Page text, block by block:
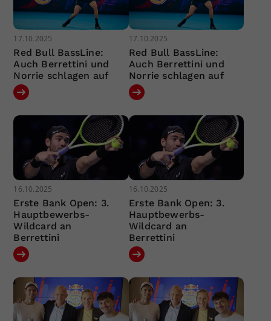
17.10.2025
Red Bull BassLine:
Auch Berrettini und
Norrie schlagen auf
17.10.2025
Red Bull BassLine:
Auch Berrettini und
Norrie schlagen auf
16.10.2025
Erste Bank Open: 3.
Hauptbewerbs-
Wildcard an
Berrettini
16.10.2025
Erste Bank Open: 3.
Hauptbewerbs-
Wildcard an
Berrettini